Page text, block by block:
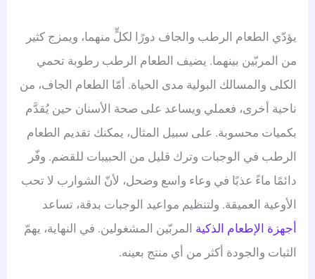
يؤدّي الطعام الرطب والجاف دورًا لكلٍّ منهما، ويمزج كثير
من المربّين بينهما. يضيف الطعام الرطب رطوبة تحمي
الكلى والمسالك البولية مدى الحياة. أمّا الطعام الجاف، من
ناحية أخرى، فعملي ويساعد على صحة الأسنان حين يُقدَّم
بكميات محسوبة. على سبيل المثال، يمكنك تقديم الطعام
الرطب في الوجبات وترك قليل من الحبيبات للقضم. وفّر
دائمًا ماءً عذبًا في وعاء واسع وضحل، لأنّ الشوارب لا تحب
الأوعية العميقة. ولتنظيم مواعيد الوجبات بدقة، تساعد
أجهزة الإطعام الذكيةالمربّين المشغولين. في النهاية، يهمّ
الثبات والجودة أكثر من أي منتج بعينه.